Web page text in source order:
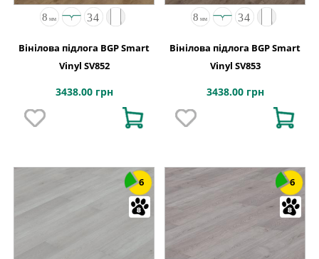
Вінілова підлога BGP Smart
Vinyl SV852
3438.00 грн
Вінілова підлога BGP Smart
Vinyl SV853
3438.00 грн
6 6